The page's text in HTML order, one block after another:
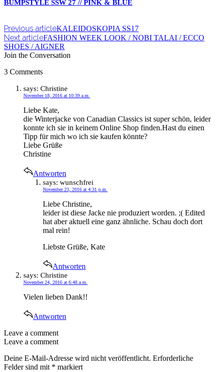
BUMPSTYLE SSW 27 // PINK & BLUE
Previous articleKALEIDOSKOPIA SS17
Next articleFASHION WEEK LOOK / NOBI TALAI / ECCO
SHOES / AIGNER
Join the Conversation
3 Comments
says: Christine
November 18, 2016 at 10:39 a.m.
Liebe Kate,
die Winterjacke von Canadian Classics ist super schön, leider
konnte ich sie in keinem Online Shop finden.Hast du einen
Tipp für mich wo ich sie kaufen könnte?
Liebe Grüße
Christine
Antworten
says: wunschfrei
November 23, 2016 at 4:31 p.m.
Liebe Christine,
leider ist diese Jacke nie produziert worden. ;( Edited
hat aber aktuell eine ganz ähnliche. Schau doch dort
mal rein!
Liebste Grüße, Kate
Antworten
says: Christine
November 24, 2016 at 6:48 a.m.
Vielen lieben Dank!!
Antworten
Leave a comment
Leave a comment
Deine E-Mail-Adresse wird nicht veröffentlicht. Erforderliche
Felder sind mit * markiert